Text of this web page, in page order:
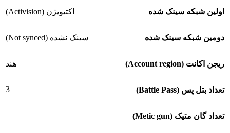
اولین شبکه سینک شده اکتیویژن (Activision)
دومین شبکه سینک شده سینک نشده (Not synced)
ریجن اکانت (Account region) هند
تعداد بتل پس (Battle Pass) 3
تعداد گان متیک (Metic gun)